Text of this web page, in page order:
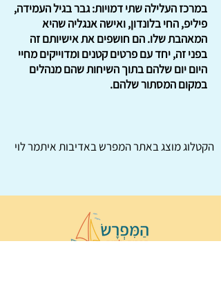
במרכז העלילה שתי דמויות: גבר בגיל העמידה,
פיליפ, החי בלונדון, ואישה אנגליה שהיא
המאהבת שלו. הם חושפים את אישיותם זה
בפני זה, יחד עם פרטים קטנים ומדוייקים מחיי
היום יום שלהם בתוך השיחות שהם מנהלים
במקום המסתור שלהם.
הקטלוג מוצג באתרהמפרשבאדיבות איתמר לוי